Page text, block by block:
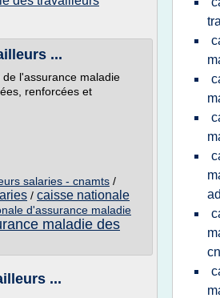
...
l'assurance maladie
renforcées et
salaries - cnamts /
/ caisse nationale
d'assurance maladie
maladie des
...